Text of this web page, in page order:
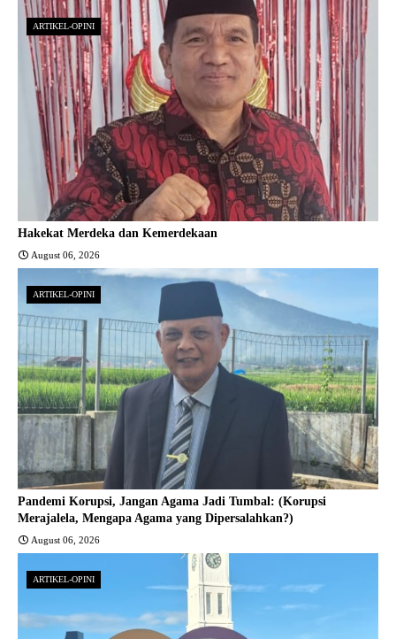
ARTIKEL-OPINI
Hakekat Merdeka dan Kemerdekaan
August 06, 2026
ARTIKEL-OPINI
Pandemi Korupsi, Jangan Agama Jadi Tumbal: (Korupsi
Merajalela, Mengapa Agama yang Dipersalahkan?)
August 06, 2026
ARTIKEL-OPINI